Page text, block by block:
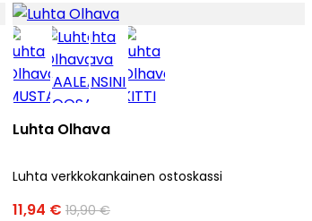
Luhta Olhava
Luhta verkkokankainen ostoskassi
11,94 € 19,90 €